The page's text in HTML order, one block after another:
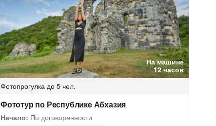
На машине
12 часов
Фотопрогулка до 5 чел.
Фототур по Республике Абхазия
Начало: По договоренности